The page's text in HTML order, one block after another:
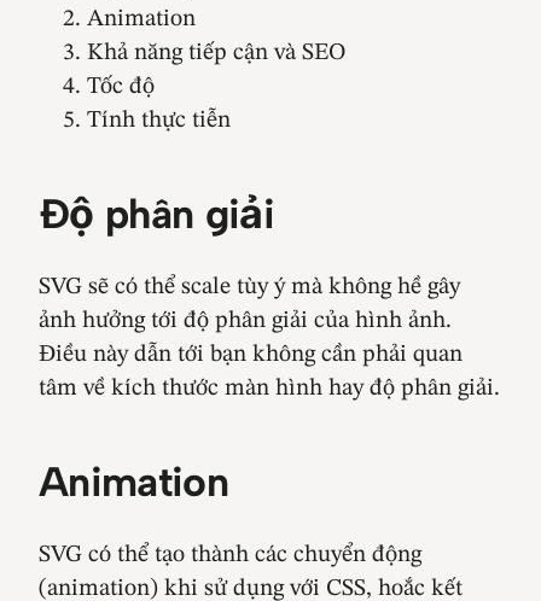
Animation
Khả năng tiếp cận và SEO
Tốc độ
Tính thực tiễn
Độ phân giải
SVG sẽ có thể scale tùy ý mà không hề gây
ảnh hưởng tới độ phân giải của hình ảnh.
Điều này dẫn tới bạn không cần phải quan
tâm về kích thước màn hình hay độ phân giải.
Animation
SVG có thể tạo thành các chuyển động
(animation) khi sử dụng với CSS, hoắc kết